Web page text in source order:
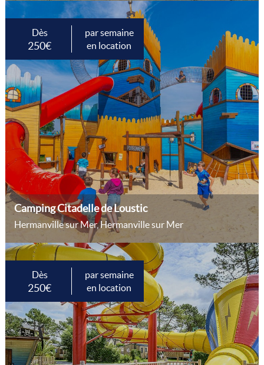
Dès
250€
par semaine
en location
Camping Citadelle de Loustic
Hermanville sur Mer, Hermanville sur Mer
Dès
250€
par semaine
en location